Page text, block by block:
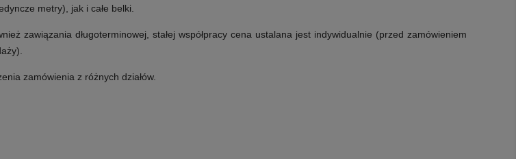
metry), jak i całe belki.
zawiązania długoterminowej, stałej współpracy cena ustalana jest indywidualnie (przed zamówieniem
zamówienia z różnych działów.